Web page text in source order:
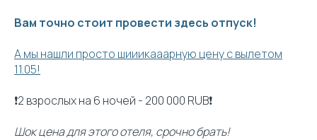
Вам точно стоит провести здесь отпуск!
А мы нашли просто шииикааарную цену с вылетом
11.05!
❗️2 взрослых на 6 ночей - 200 000 RUB❗️
Шок цена для этого отеля, срочно брать!